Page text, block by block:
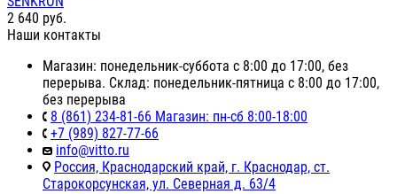
2 640 руб.
Наши контакты
Магазин: понедельник-суббота с 8:00 до 17:00, без
перерыва. Склад: понедельник-пятница с 8:00 до 17:00,
без перерыва
8 (861) 234-81-66 Магазин: пн-сб 8:00-18:00
+7 (989) 827-77-66
info@vitto.ru
Россия, Краснодарский край, г. Краснодар, ст.
Старокорсунская, ул. Северная д. 63/4